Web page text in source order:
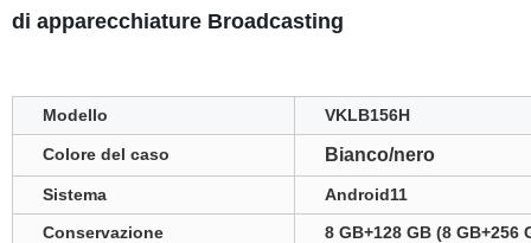
di apparecchiature Broadcasting
Modello VKLB156H
Colore del caso Bianco/nero
Sistema
Android11
Conservazione
8 GB+128 GB (8 GB+256